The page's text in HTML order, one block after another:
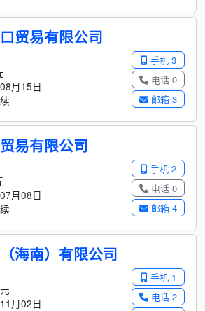
贸易有限公司
手机 3
电话 0
邮箱 3
月15日
易有限公司
手机 2
电话 0
邮箱 4
月08日
海南）有限公司
手机 1
电话 2
月02日